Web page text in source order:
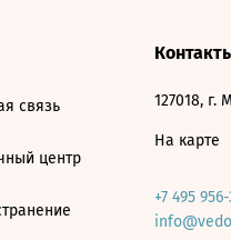
связь
центр
127018, г.
На карте
+7 495